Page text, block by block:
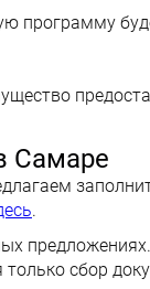
программу
Самаре
.
только сбор